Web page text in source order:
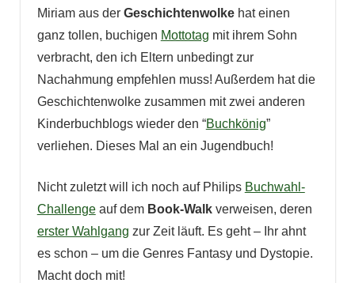
Miriam aus der Geschichtenwolkehat einen
ganz tollen, buchigen Mottotag mit ihrem Sohn
verbracht, den ich Eltern unbedingt zur
Nachahmung empfehlen muss! Außerdem hat die
Geschichtenwolke zusammen mit zwei anderen
Kinderbuchblogs wieder den “Buchkönig”
verliehen. Dieses Mal an ein Jugendbuch!
Nicht zuletzt will ich noch auf Philips Buchwahl-
Challengeauf dem Book-Walkverweisen, deren
erster Wahlgang zur Zeit läuft. Es geht – Ihr ahnt
es schon – um die Genres Fantasy und Dystopie.
Macht doch mit!